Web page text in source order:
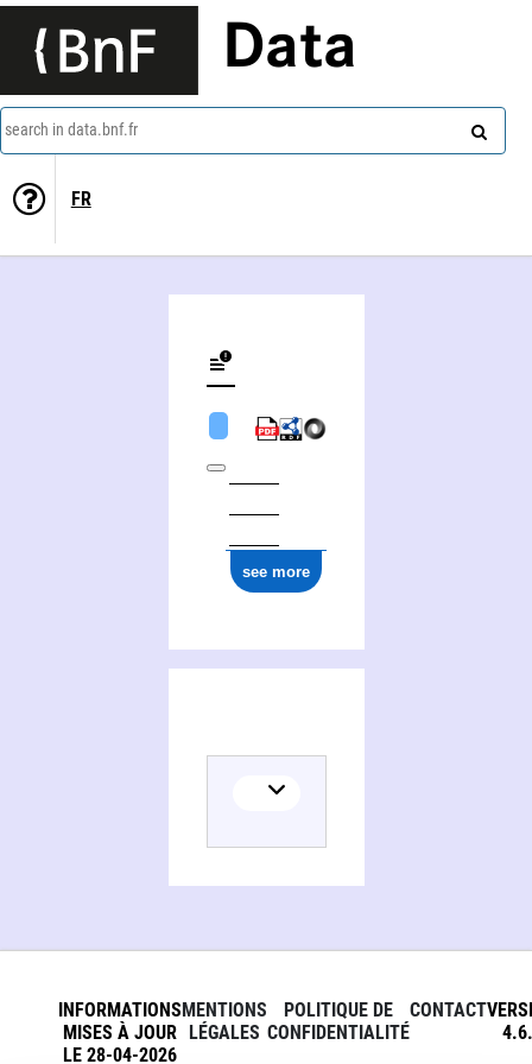
Data
search in data.bnf.fr
FR
see more
INFORMATIONS
MISES À JOUR
LE 28-04-2026
MENTIONS
LÉGALES
POLITIQUE DE
CONFIDENTIALITÉ
CONTACT